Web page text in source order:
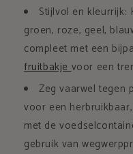
Stijlvol en kleurrijk:
groen, roze, geel,
compleet met een
fruitbakjevoor een
Zeg vaarwel tegen
voor een
met de
gebruik van